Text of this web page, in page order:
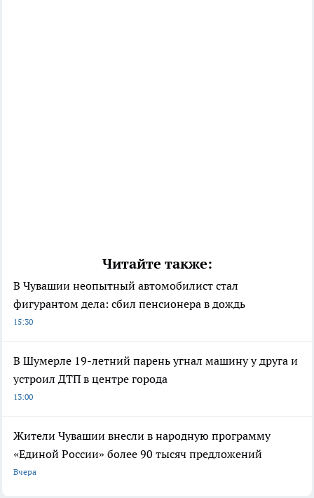
Читайте также:
В Чувашии неопытный автомобилист стал
фигурантом дела: сбил пенсионера в дождь
15:30
В Шумерле 19-летний парень угнал машину у друга и
устроил ДТП в центре города
13:00
Жители Чувашии внесли в народную программу
«Единой России» более 90 тысяч предложений
Вчера